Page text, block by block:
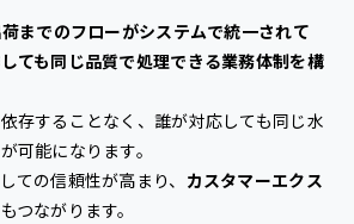
までのフローがシステムで統一されて
ても同じ品質で処理できる業務体制を構
存することなく、誰が対応しても同じ水
可能になります。
ての信頼性が高まり、 カスタマーエクス
つながります。